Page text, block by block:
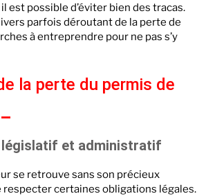
est possible d’éviter bien des tracas.
parfois déroutant de la perte de
à entreprendre pour ne pas s’y
la perte du permis de
législatif et administratif
se retrouve sans son précieux
respecter certaines obligations légales.